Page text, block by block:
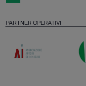
PARTNER OPERATIVI